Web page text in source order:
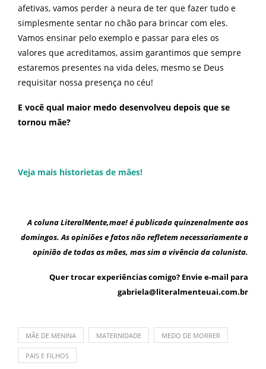
afetivas, vamos perder a neura de ter que fazer tudo e
simplesmente sentar no chão para brincar com eles.
Vamos ensinar pelo exemplo e passar para eles os
valores que acreditamos, assim garantimos que sempre
estaremos presentes na vida deles, mesmo se Deus
requisitar nossa presença no céu!
E você qual maior medo desenvolveu depois que se
tornou mãe?
Veja mais historietas de mães!
A colunaLiteralMente,mae!é publicada quinzenalmente aos
domingos. As opiniões e fatos não refletem necessariamente a
opinião de todas as mães, mas sim a vivência da colunista.
Quer trocar experiências comigo? Envie e-mail para
gabriela@literalmenteuai.com.br
MÃE DE MENINA MATERNIDADE MEDO DE MORRER
PAIS E FILHOS